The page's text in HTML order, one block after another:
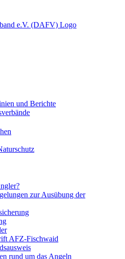
und Berichte
zur Ausübung der
AFZ-Fischwaid
rund um das Angeln